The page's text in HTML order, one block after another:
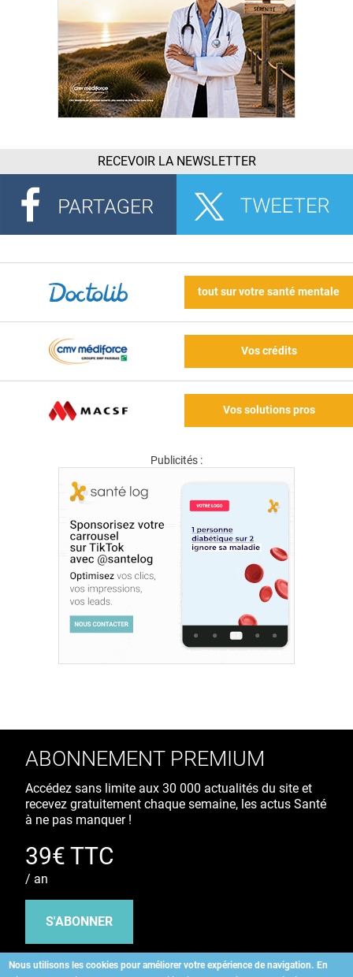
RECEVOIR LA NEWSLETTER
tout sur votre santé mentale
Vos crédits
Vos solutions pros
Publicités :
Nous utilisons les cookies pour améliorer votre expérience de navigation. En
ABONNEMENT PREMIUM
Accédez sans limite aux 30 000 actualités du site et
recevez gratuitement chaque semaine, les actus Santé
à ne pas manquer !
39€ TTC
/ an
S'ABONNER